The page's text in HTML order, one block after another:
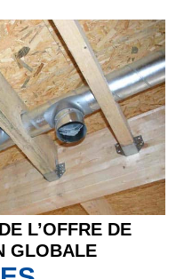
L’OFFRE DE
GLOBALE